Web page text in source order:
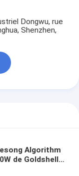
Dongwu, rue
Shenzhen,
Algorithm
de Goldshell